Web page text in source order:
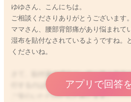
ゆゆさん、こんにちは。
ご相談くださりありがとうございます。
ママさん、腰部背部痛があり悩まれて
湿布を貼付なされているようですね。
くださいね。
さて、貼付薬の成分が、何が違う物体
行するのは考えにくいです。
ご安心いただけたらと存じます。
アプリで回答